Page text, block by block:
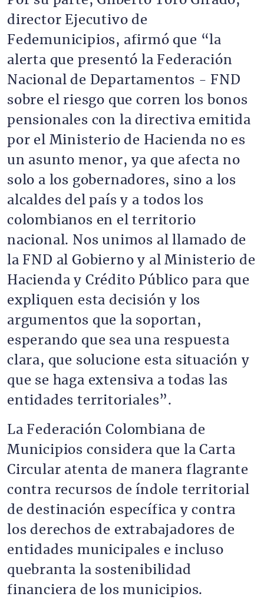
director Ejecutivo de
Fedemunicipios, afirmó que “la
alerta que presentó la Federación
Nacional de Departamentos - FND
sobre el riesgo que corren los bonos
pensionales con la directiva emitida
por el Ministerio de Hacienda no es
un asunto menor, ya que afecta no
solo a los gobernadores, sino a los
alcaldes del país y a todos los
colombianos en el territorio
nacional. Nos unimos al llamado de
la FND al Gobierno y al Ministerio de
Hacienda y Crédito Público para que
expliquen esta decisión y los
argumentos que la soportan,
esperando que sea una respuesta
clara, que solucione esta situación y
que se haga extensiva a todas las
entidades territoriales”.
La Federación Colombiana de
Municipios considera que la Carta
Circular atenta de manera flagrante
contra recursos de índole territorial
de destinación específica y contra
los derechos de extrabajadores de
entidades municipales e incluso
quebranta la sostenibilidad
financiera de los municipios.